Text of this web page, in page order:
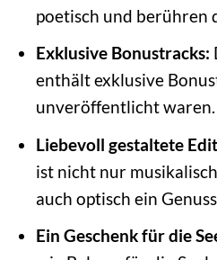
poetisch und berühren
Exklusive Bonustracks:
enthält exklusive
unveröffentlicht waren.
Liebevoll gestaltete
ist nicht nur
auch optisch ein
Ein Geschenk für die